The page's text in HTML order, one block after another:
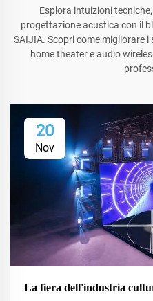
Esplora intuizioni
progettazione acustica con il
SAIJIA. Scopri come migliorare
home theater e audio
20
Nov
La fiera dell'industria